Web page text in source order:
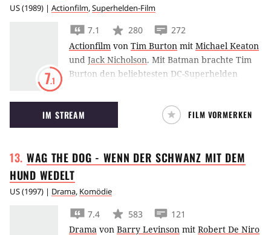
US(1989) | Actionfilm,Superhelden-Film
7.1
7.1 280
272
Actionfilm von Tim Burton mit Michael Keaton
und Jack Nicholson. Mit Batman brachte Tim
Burton den beliebtesten DC-Superhelden
schuf mit Michael Keaton in der Rolle des
Batman sowie Jack Nicholson als sein Erzfeind
Joker einen ikonischen Film der Superlative.
IM STREAM FILM VORMERKEN
WAG THE DOG - WENN DER SCHWANZ MIT DEM
HUND WEDELT
US(1997) | Drama, Komödie
7.4 583
121
Drama von Barry Levinson mit Robert De Niro